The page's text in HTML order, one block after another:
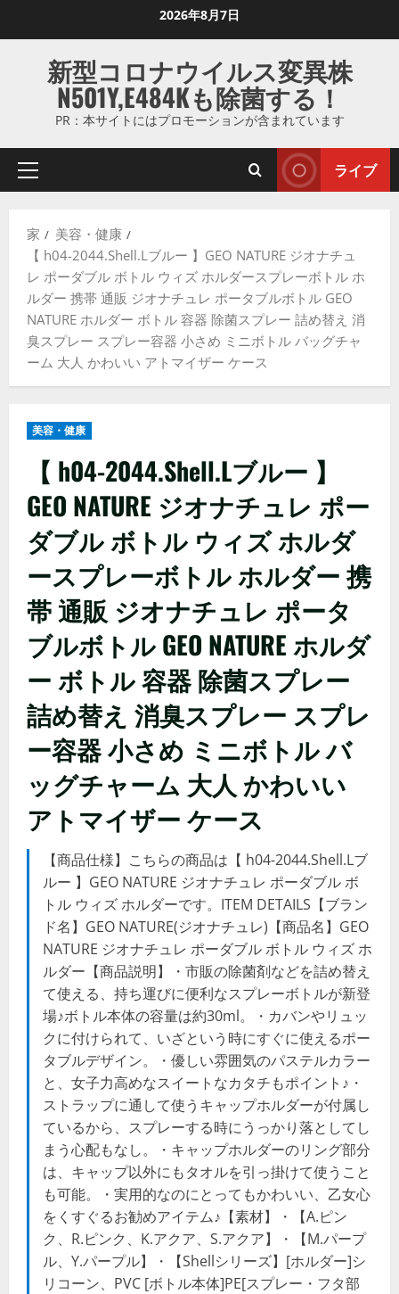
ス
ッ
2026年8月7日
新型コロナウイルス変異株
N501Y,E484Kも除菌する！
PR：本サイトにはプロモーションが含まれています
プ
マ
リ
メ
ニ
ュ
ー
ライブ
家
美容・健康
【 h04-2044.Shell.Lブルー 】GEO NATURE ジオナチュ
レ ポーダブル ボトル ウィズ ホルダースプレーボトル ホ
ルダー 携帯 通販 ジオナチュレ ポータブルボトル GEO
NATURE ホルダー ボトル 容器 除菌スプレー 詰め替え 消
臭スプレー スプレー容器 小さめ ミニボトル バッグチャ
ーム 大人 かわいい アトマイザー ケース
美容・健康
【 h04-2044.Shell.Lブルー 】
GEO NATURE ジオナチュレ ポー
ダブル ボトル ウィズ ホルダ
ースプレーボトル ホルダー 携
帯 通販 ジオナチュレ ポータ
ブルボトル GEO NATURE ホルダ
ー ボトル 容器 除菌スプレー
詰め替え 消臭スプレー スプレ
ー容器 小さめ ミニボトル バ
ッグチャーム 大人 かわいい
アトマイザー ケース
【商品仕様】こちらの商品は【 h04-2044.Shell.Lブ
ルー 】GEO NATURE ジオナチュレ ポーダブル ボ
トル ウィズ ホルダーです。ITEM DETAILS【ブラン
ド名】GEO NATURE(ジオナチュレ)【商品名】GEO
NATURE ジオナチュレ ポーダブル ボトル ウィズ ホ
ルダー【商品説明】・市販の除菌剤などを詰め替え
て使える、持ち運びに便利なスプレーボトルが新登
場♪ボトル本体の容量は約30ml。・カバンやリュッ
クに付けられて、いざという時にすぐに使えるポー
タブルデザイン。・優しい雰囲気のパステルカラー
と、女子力高めなスイートなカタチもポイント♪・
ストラップに通して使うキャップホルダーが付属し
ているから、スプレーする時にうっかり落としてし
まう心配もなし。・キャップホルダーのリング部分
は、キャップ以外にもタオルを引っ掛けて使うこと
も可能。・実用的なのにとってもかわいい、乙女心
をくすぐるお勧めアイテム♪【素材】・【A.ピン
ク、R.ピンク、K.アクア、S.アクア】・【M.パープ
ル、Y.パープル】・【Shellシリーズ】[ホルダー]シ
リコーン、PVC [ボトル本体]PE[スプレー・フタ部